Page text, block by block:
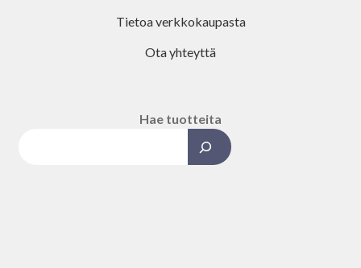
Tietoa verkkokaupasta
Ota yhteyttä
Hae tuotteita